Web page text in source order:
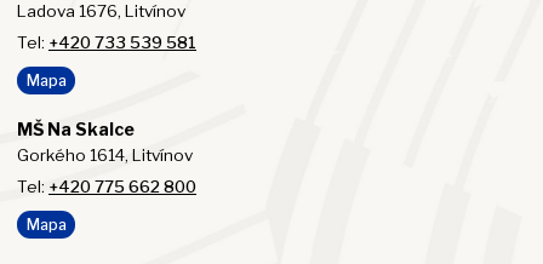
Ladova 1676, Litvínov
Tel: +420 733 539 581
Mapa
MŠ Na Skalce
Gorkého 1614, Litvínov
Tel: +420 775 662 800
Mapa